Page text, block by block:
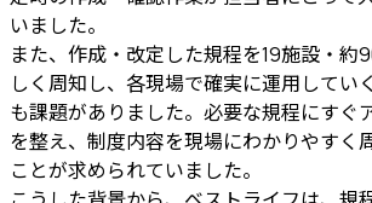
いました。
また、作成・改定した規程を19施設・約
しく周知し、各現場で確実に運用してい
も課題がありました。必要な規程にすぐ
を整え、制度内容を現場にわかりやすく
ことが求められていました。